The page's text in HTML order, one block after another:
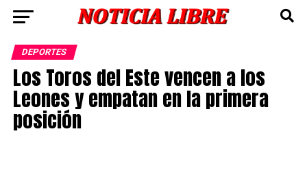
DEPORTES
Los Toros del Este vencen a los
Leones y empatan en la primera
posición